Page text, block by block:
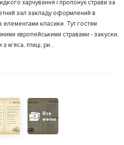
харчування і пропонує страви за
зал закладу оформлений в
елементами класики. Тут гостям
європейськими стравами - закуски,
м'яса, птиці, ри...
Все
меню